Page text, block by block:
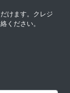
けます。クレジ
ください。